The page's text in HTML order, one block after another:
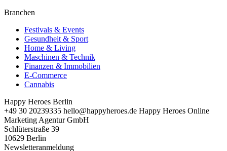
Branchen
Festivals & Events
Gesundheit & Sport
Home & Living
Maschinen & Technik
Finanzen & Immobilien
E-Commerce
Cannabis
Happy Heroes Berlin
+49 30 20239335 hello@happyheroes.de Happy Heroes Online
Marketing Agentur GmbH
Schlüterstraße 39
10629 Berlin
Newsletteranmeldung